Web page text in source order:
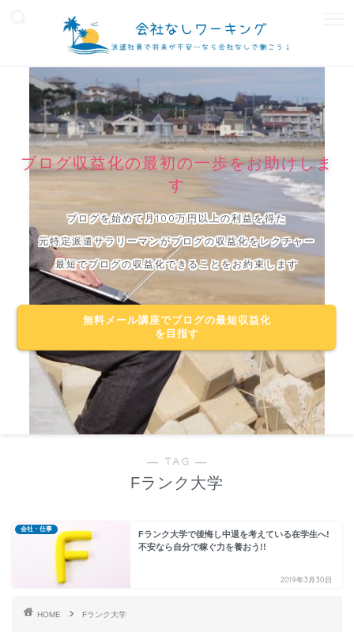
ブログ収益化の最初の一歩をお助けしま
す
ブログを始めて月100万円以上の利益を得た
元特定派遣サラリーマンがブログの収益化をレクチャー
最短でブログの収益化できることをお約束します
無料メール講座でブログの最短収益化
を目指す
― TAG ―
Fランク大学
会社・仕事
Fランク大学で後悔し中退を考えている在学生へ!
不安なら自分で稼ぐ力を養おう!!
2019年3月30日
HOME Fランク大学